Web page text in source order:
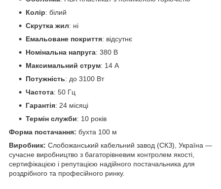
Колір: білий
Скрутка жил: ні
Емальоване покриття: відсутнє
Номінальна напруга: 380 В
Максимальний струм: 14 А
Потужність: до 3100 Вт
Частота: 50 Гц
Гарантія: 24 місяці
Термін служби: 10 років
Форма постачання: бухта 100 м
Виробник: Слобожанський кабельний завод (СКЗ), Україна —
сучасне виробництво з багаторівневим контролем якості,
сертифікацією і репутацією надійного постачальника для
роздрібного та професійного ринку.